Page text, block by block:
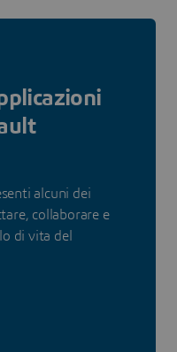
alcuni dei
collaborare e
di vita del